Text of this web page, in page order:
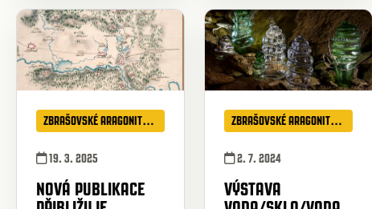
ZBRAŠOVSKÉ ARAGONITOVÉ JESKYNĚ
19. 3. 2025
NOVÁ PUBLIKACE
ZBRAŠOVSKÉ ARAGONITOVÉ JESKYNĚ
2. 7. 2024
VÝSTAVA